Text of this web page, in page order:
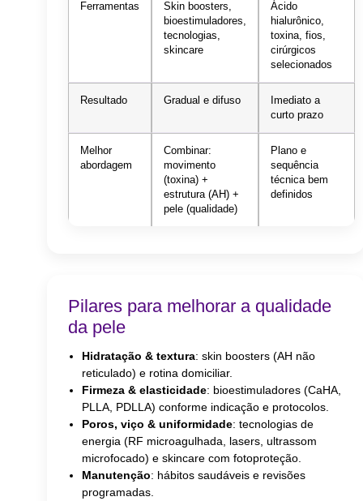
Ferramentas
Skin boosters,
bioestimuladores,
tecnologias,
skincare
Ácido
hialurônico,
toxina, fios,
cirúrgicos
selecionados
Resultado Gradual e difuso
Imediato a
curto prazo
Melhor
abordagem
Combinar:
movimento
(toxina) +
estrutura (AH) +
pele (qualidade)
Plano e
sequência
técnica bem
definidos
Pilares para melhorar a qualidade
da pele
Hidratação & textura: skin boosters (AH não
reticulado) e rotina domiciliar.
Firmeza & elasticidade: bioestimuladores (CaHA,
PLLA, PDLLA) conforme indicação e protocolos.
Poros, viço & uniformidade: tecnologias de
energia (RF microagulhada, lasers, ultrassom
microfocado) e skincare com fotoproteção.
Manutenção: hábitos saudáveis e revisões
programadas.